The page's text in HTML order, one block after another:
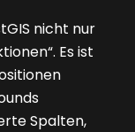
nicht nur
Es ist
Spalten,